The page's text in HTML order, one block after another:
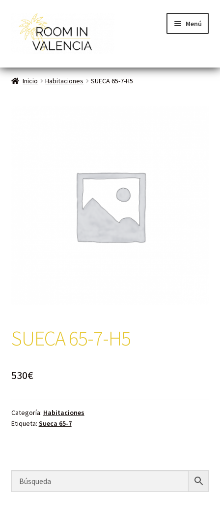
Menú
Inicio
Inicio Habitaciones SUECA 65-7-H5
SUECA 65-7-H5
530€
Categoría: Habitaciones
Etiqueta: Sueca 65-7